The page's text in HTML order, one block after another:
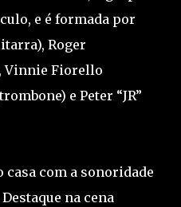
e é formada por
Roger
Vinnie Fiorello
e Peter “JR”
casa com a sonoridade
na cena